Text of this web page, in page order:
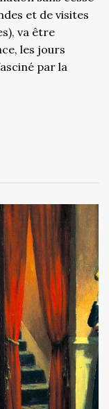
et de visites
va être
les jours
par la